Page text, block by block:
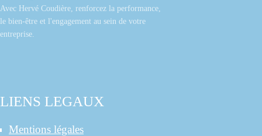
Avec Hervé Coudière, renforcez la performance,
le bien-être et l'engagement au sein de votre
entreprise.
LIENS LEGAUX
Mentions légales